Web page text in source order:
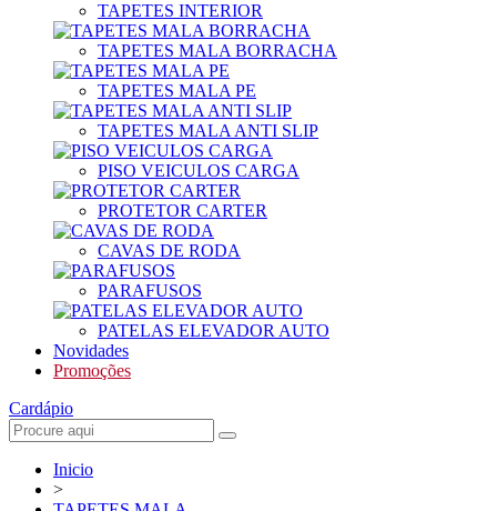
TAPETES INTERIOR
TAPETES MALA BORRACHA
TAPETES MALA PE
TAPETES MALA ANTI SLIP
PISO VEICULOS CARGA
PROTETOR CARTER
CAVAS DE RODA
PARAFUSOS
PATELAS ELEVADOR AUTO
Novidades
Promoções
Cardápio
Inicio
>